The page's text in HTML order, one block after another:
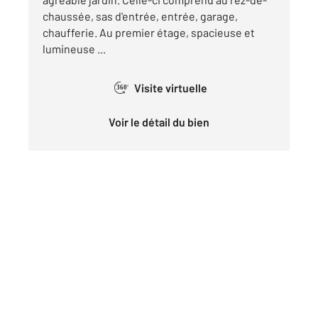
chaussée, sas d'entrée, entrée, garage,
chaufferie. Au premier étage, spacieuse et
lumineuse ...
360° Visite virtuelle
Voir le détail du bien